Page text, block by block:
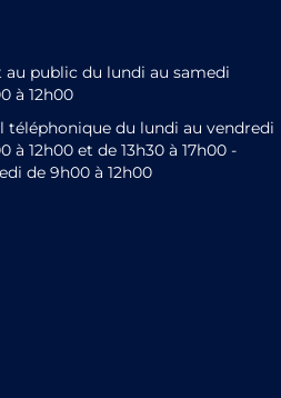
au public du lundi au samedi
à 12h00
téléphonique du lundi au vendredi
à 12h00 et de 13h30 à 17h00 -
de 9h00 à 12h00